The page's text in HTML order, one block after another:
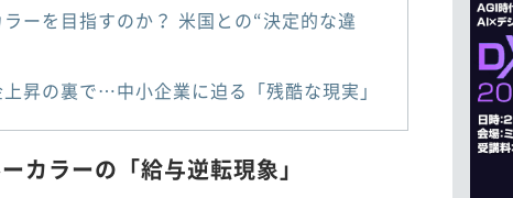
ーを目指すのか？ 米国との“決定的な違
昇の裏で…中小企業に迫る「残酷な現実」
ラーの「給与逆転現象」